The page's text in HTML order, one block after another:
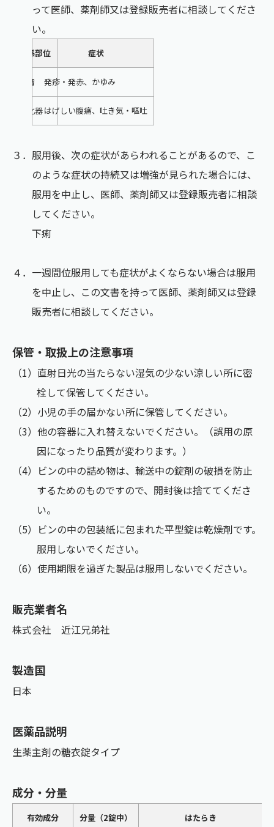
って医師、薬剤師又は登録販売者に相談してくださ
い。
関係部位 症状
皮膚 発疹・発赤、かゆみ
消化器はげしい腹痛、吐き気・嘔吐
３．服用後、次の症状があらわれることがあるので、こ
のような症状の持続又は増強が見られた場合には、
服用を中止し、医師、薬剤師又は登録販売者に相談
してください。
下痢
４．一週間位服用しても症状がよくならない場合は服用
を中止し、この文書を持って医師、薬剤師又は登録
販売者に相談してください。
保管・取扱上の注意事項
（1）直射日光の当たらない湿気の少ない涼しい所に密
栓して保管してください。
（2）小児の手の届かない所に保管してください。
（3）他の容器に入れ替えないでください。（誤用の原
因になったり品質が変わります。）
（4）ビンの中の詰め物は、輸送中の錠剤の破損を防止
するためのものですので、開封後は捨ててくださ
い。
（5）ビンの中の包装紙に包まれた平型錠は乾燥剤です。
服用しないでください。
（6）使用期限を過ぎた製品は服用しないでください。
販売業者名
株式会社 近江兄弟社
製造国
日本
医薬品説明
生薬主剤の糖衣錠タイプ
成分・分量
有効成分 分量（2錠中） はたらき